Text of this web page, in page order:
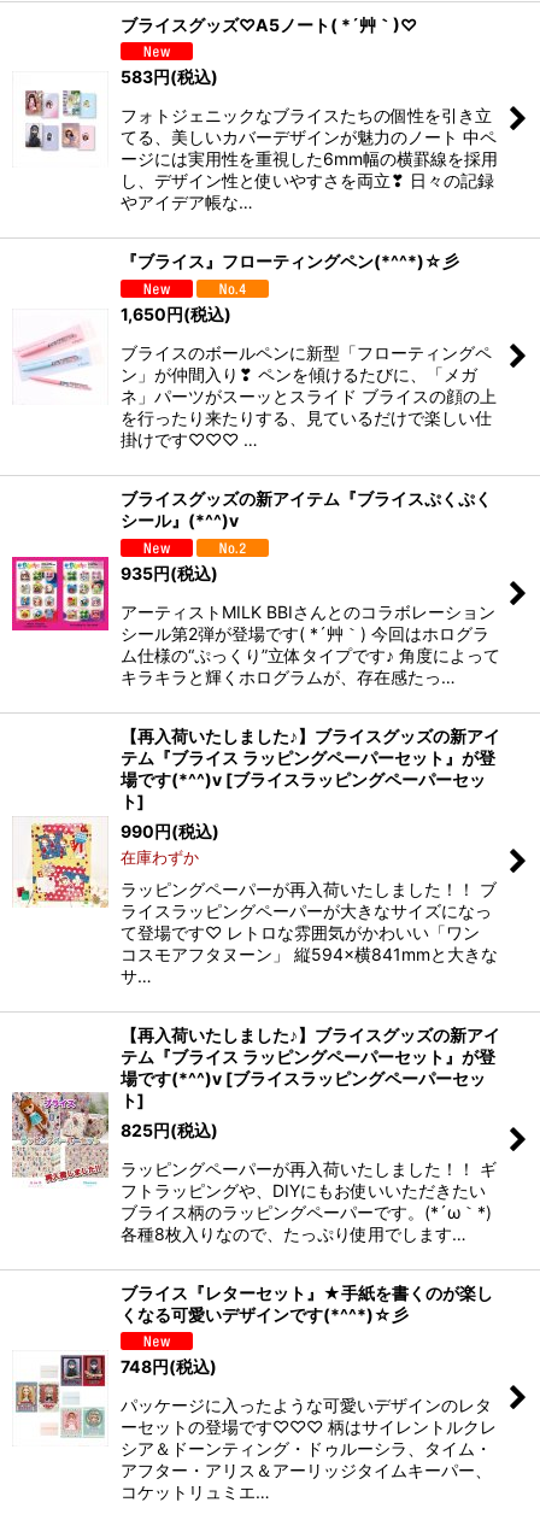
ブライスグッズ♡A5ノート( *´艸｀)♡
583円(税込)
フォトジェニックなブライスたちの個性を引き立
てる、美しいカバーデザインが魅力のノート 中ペ
ージには実用性を重視した6mm幅の横罫線を採用
し、デザイン性と使いやすさを両立❣ 日々の記録
やアイデア帳な…
『ブライス』フローティングペン(*^^*)☆彡
1,650円(税込)
ブライスのボールペンに新型「フローティングペ
ン」が仲間入り❣ ペンを傾けるたびに、「メガ
ネ」パーツがスーッとスライド ブライスの顔の上
を行ったり来たりする、見ているだけで楽しい仕
掛けです♡♡♡ …
ブライスグッズの新アイテム『ブライスぷくぷく
シール』(*^^)v
935円(税込)
アーティストMILK BBIさんとのコラボレーション
シール第2弾が登場です( *´艸｀) 今回はホログラ
ム仕様の“ぷっくり”立体タイプです♪ 角度によって
キラキラと輝くホログラムが、存在感たっ…
【再入荷いたしました♪】ブライスグッズの新アイ
テム『ブライス ラッピングペーパーセット』が登
場です(*^^)v [ブライスラッピングペーパーセッ
ト]
990円(税込)
在庫わずか
ラッピングペーパーが再入荷いたしました！！ ブ
ライスラッピングペーパーが大きなサイズになっ
て登場です♡ レトロな雰囲気がかわいい「ワン
コスモアフタヌーン」 縦594×横841mmと大きな
サ…
【再入荷いたしました♪】ブライスグッズの新アイ
テム『ブライス ラッピングペーパーセット』が登
場です(*^^)v [ブライスラッピングペーパーセッ
ト]
825円(税込)
ラッピングペーパーが再入荷いたしました！！ ギ
フトラッピングや、DIYにもお使いいただきたい
ブライス柄のラッピングペーパーです。(*´ω｀*)
各種8枚入りなので、たっぷり使用でします…
ブライス『レターセット』★手紙を書くのが楽し
くなる可愛いデザインです(*^^*)☆彡
748円(税込)
パッケージに入ったような可愛いデザインのレタ
ーセットの登場です♡♡♡ 柄はサイレントルクレ
シア＆ドーンティング・ドゥルーシラ、タイム・
アフター・アリス＆アーリッジタイムキーパー、
コケットリュミエ…